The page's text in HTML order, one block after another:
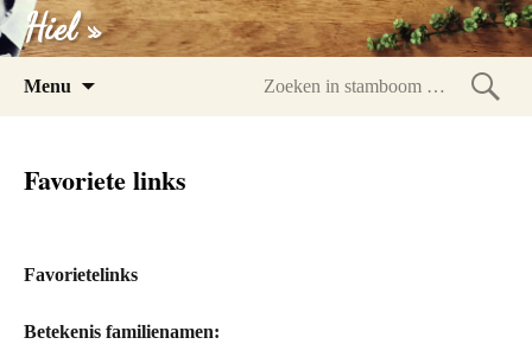
Hiel »
Menu
Favoriete links
Favorietelinks
Betekenis familienamen: